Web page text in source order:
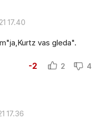
17.40
vas gleda".
-2 2 4
17.36